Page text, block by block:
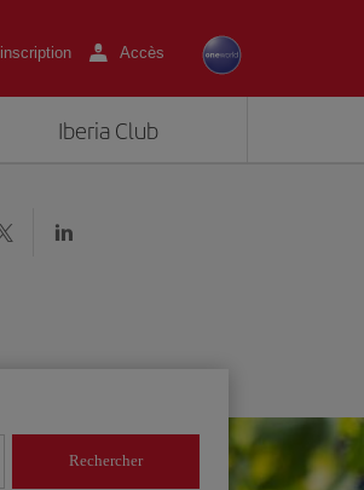
inscription Accès
Iberia Club
Rechercher